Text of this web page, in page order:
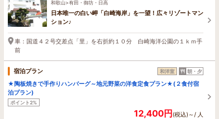
和歌山>有田・御坊・日高
日本唯一の白い岬「白崎海岸」を一望！広々リゾートマン
ション♪
車：国道４２号交差点「里」を右折約１０分 白崎海洋公園の１ｋｍ手
前
宿泊プラン 和洋室 朝・夕
★陶板焼きで手作りハンバーグ～地元野菜の洋食定食プラン★(２食付宿
泊プラン)
ポイント2%
12,400円(税込)～/ 人